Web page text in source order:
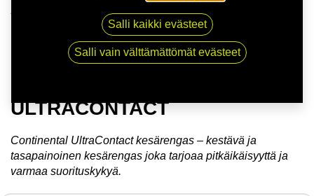
175/60R15 81H CONTINENTAL ULTRACONTACT
ULTRACONTACT
Continental UltraContact kesärengas – kestävä ja
tasapainoinen kesärengas joka tarjoaa pitkäikäisyyttä ja
varmaa suorituskykyä.
Salli kaikki evästeet
Salli vain välttämättömät evästeet